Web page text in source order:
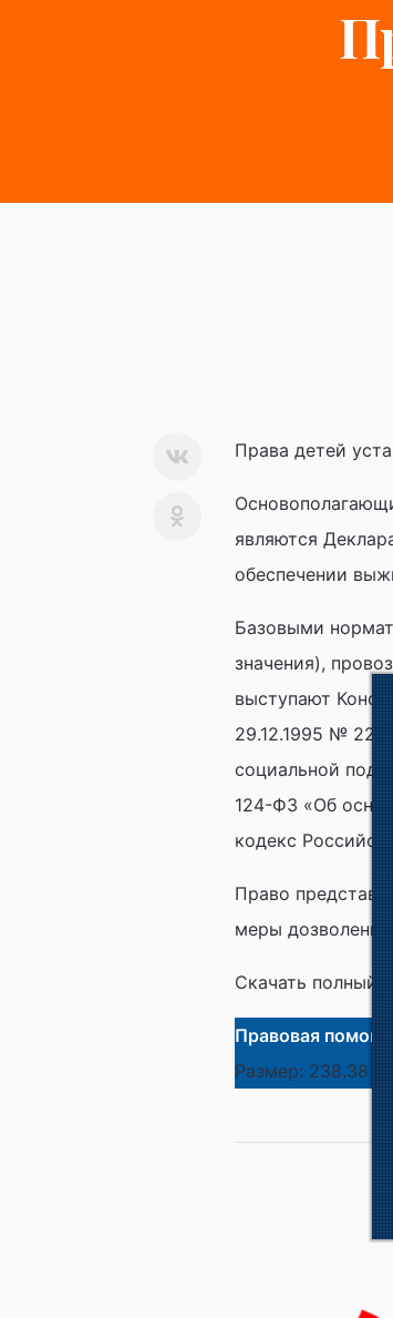
Права детей
являются
обеспечении
Базовыми
значения),
выступают
29.12.1995 №
социальной
124-ФЗ «Об
кодекс
Право
меры
Скачать полный
Правовая помощь
Размер: 238.38